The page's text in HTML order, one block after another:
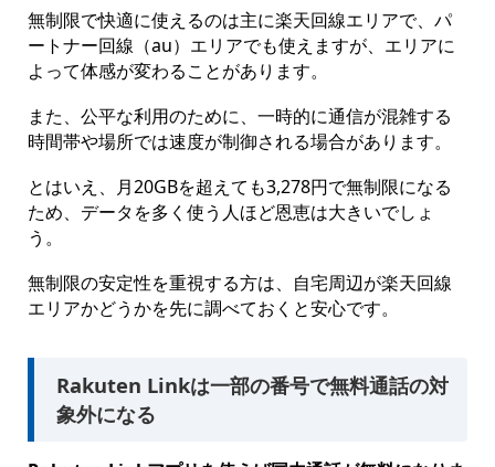
無制限で快適に使えるのは主に楽天回線エリアで、パ
ートナー回線（au）エリアでも使えますが、エリアに
よって体感が変わることがあります。
また、公平な利用のために、一時的に通信が混雑する
時間帯や場所では速度が制御される場合があります。
とはいえ、月20GBを超えても3,278円で無制限になる
ため、データを多く使う人ほど恩恵は大きいでしょ
う。
無制限の安定性を重視する方は、自宅周辺が楽天回線
エリアかどうかを先に調べておくと安心です。
Rakuten Linkは一部の番号で無料通話の対
象外になる